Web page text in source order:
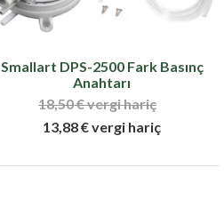
Smallart DPS-2500 Fark Basınç
Anahtarı
18,50 € vergi hariç
13,88 € vergi hariç